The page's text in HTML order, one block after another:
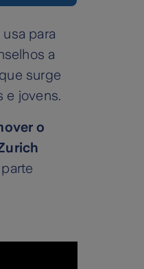
para
a
surge
e jovens.
o